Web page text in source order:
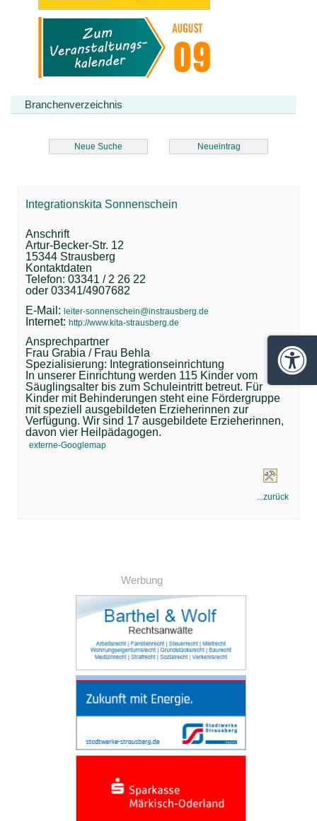
Branchenverzeichnis
Neue Suche Neueintrag
Integrationskita Sonnenschein
Anschrift
Artur-Becker-Str. 12
15344 Strausberg
Kontaktdaten
Telefon: 03341 / 2 26 22
oder 03341/4907682
E-Mail: leiter-sonnenschein@instrausberg.de
Internet: http://www.kita-strausberg.de
Ansprechpartner
Frau Grabia / Frau Behla
Spezialisierung: Integrationseinrichtung
In unserer Einrichtung werden 115 Kinder vom
Säuglingsalter bis zum Schuleintritt betreut. Für
Kinder mit Behinderungen steht eine Fördergruppe
mit speziell ausgebildeten Erzieherinnen zur
Verfügung. Wir sind 17 ausgebildete Erzieherinnen,
davon vier Heilpädagogen.
externe-Googlemap
...zurück
Werbung